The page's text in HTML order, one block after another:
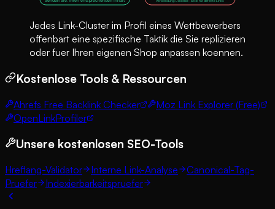
Jedes Link-Cluster im Profil eines Wettbewerbers
offenbart eine spezifische Taktik die Sie replizieren
oder fuer Ihren eigenen Shop anpassen koennen.
Kostenlose Tools & Ressourcen
Ahrefs Free Backlink Checker
Moz Link Explorer (Free)
OpenLinkProfiler
Unsere kostenlosen SEO-Tools
Hreflang-Validator Interne Link-Analyse
Canonical-Tag-
Pruefer
Indexierbarkeitspruefer